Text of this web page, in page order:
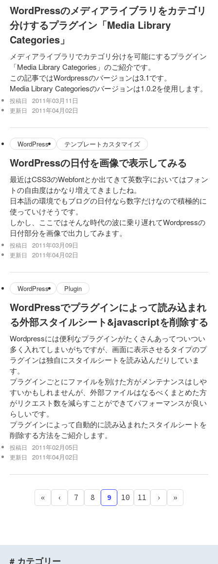
WordPressのメディアライブラリをカテゴリ
分けするプラグイン「Media Library
Categories」
メディアライブラリでカテゴリ分けを可能にするプラグイン
「Media Library Categories」のご紹介です。
この記事ではWordpressのバージョンは3.1です。
Media Library Categoriesのバージョンは1.0.2を使用します。
投稿日 2011年03月11日
更新日 2011年04月02日
WordPress テンプレートカスタマイズ
WordPressの日付を画像で表示してみる
最近はCSS3のWebfontとか出てきて英数字においてはフォン
トの自由度はかなり増えてきましたね。
日本語の環境でもブログの日付なら数字だけなので積極的に
使っていけそうです。
しかし、ここではそんな時代の波に乗り遅れてWordpressの
日付部分を画像で出力してみます。
投稿日 2011年03月09日
更新日 2011年04月02日
WordPress Plugin
WordPressでプラグインによって読み込まれ
る外部スタイルシート&javascriptを削除する
Wordpressには便利なプラグインがたくさんあってついつい
多く入れてしまいがちですが、画面に表示させるタイプのプ
ラグインは独自にスタイルシートを読み込んだりしていま
す。
プラグインごとにファイルを別けた方がメンテナンスはしや
すいかもしれませんが、外部ファイルはなるべくまとめた方
がリクエスト数を減らすことができてパフォーマンスが良い
らしいです。
プラグインによって自動的に読み込まれたスタイルシートを
削除する方法をご紹介します。
投稿日 2011年02月05日
更新日 2011年04月02日
« ‹ 7 8 9 10 11 › »
# カテゴリー